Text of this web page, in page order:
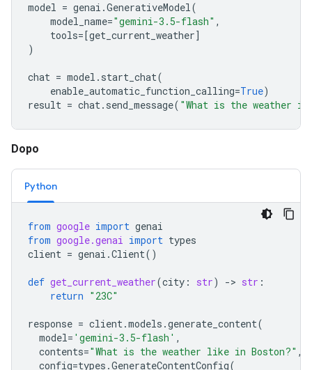
model = genai .GenerativeModel(
model_name="gemini-3.5-flash" ,
tools=[get_current_weather]
)
chat = model . start_chat(
enable_automatic_function_calling=True)
result = chat. send_message( "What is the weather in
Dopo
Python
from google import genai
from google.genai import types
client = genai .Client()
def get_current_weather(city : str) -> str :
return "23C"
response = client.models .generate_content(
model= 'gemini-3.5-flash' ,
contents="What is the weather like in Boston?" ,
config=types .GenerateContentConfig(